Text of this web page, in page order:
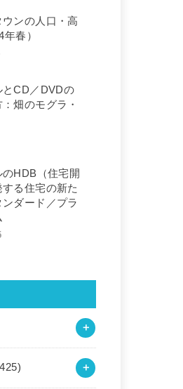
ンの人口・高
春）
とCD／DVDの
畑のモグラ・
HDB（住宅開
る住宅の新た
ダード／プラ